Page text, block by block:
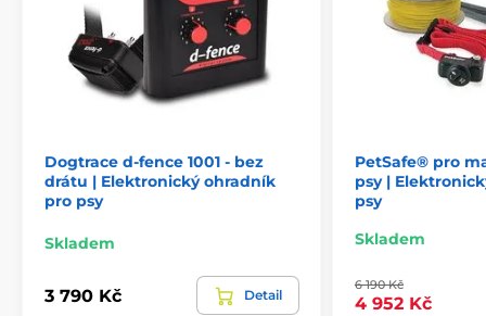
Dogtrace d‑fence 1001 - bez
drátu | Elektronický ohradník
pro psy
Skladem
3 790 Kč Detail
PetSafe® pro
psy |
psy
Skladem
6 190 Kč
4 952 Kč